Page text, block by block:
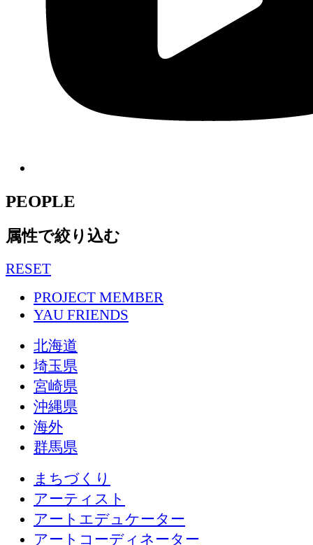
PEOPLE
属性で絞り込む
RESET
PROJECT MEMBER
YAU FRIENDS
北海道
埼玉県
宮崎県
沖縄県
海外
群馬県
まちづくり
アーティスト
アートエデュケーター
アートコーディネーター